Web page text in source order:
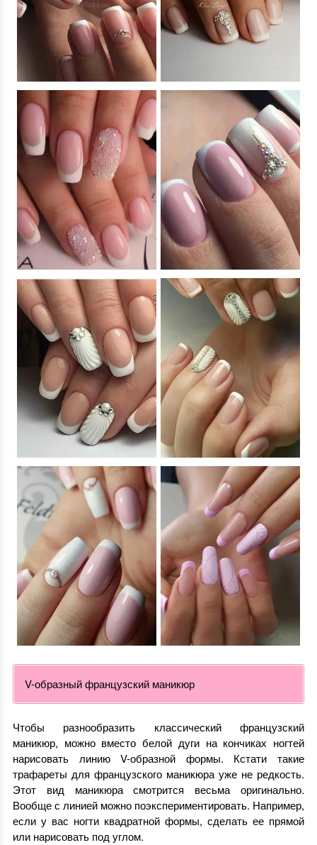
V-образный французский маникюр
Чтобы разнообразить классический французский
маникюр, можно вместо белой дуги на кончиках ногтей
нарисовать линию V-образной формы. Кстати такие
трафареты для французского маникюра уже не редкость.
Этот вид маникюра смотрится весьма оригинально.
Вообще с линией можно поэкспериментировать. Например,
если у вас ногти квадратной формы, сделать ее прямой
или нарисовать под углом.